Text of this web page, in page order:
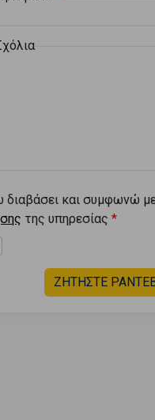
διαβάσει και συμφωνώ
της υπηρεσίας
ΖΗΤΗΣΤΕ